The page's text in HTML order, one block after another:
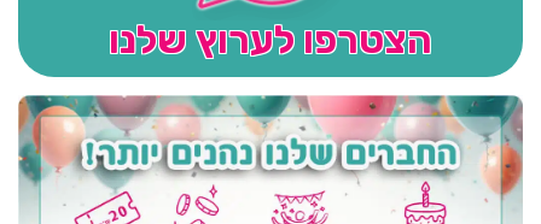
הצטרפו לערוץ שלנו